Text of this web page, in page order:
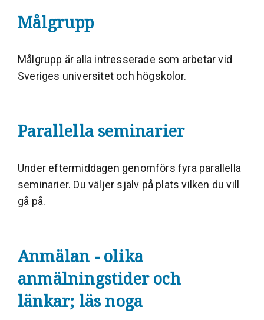
Målgrupp
Målgrupp är alla intresserade som arbetar vid
Sveriges universitet och högskolor.
Parallella seminarier
Under eftermiddagen genomförs fyra parallella
seminarier. Du väljer själv på plats vilken du vill
gå på.
Anmälan - olika
anmälningstider och
länkar; läs noga